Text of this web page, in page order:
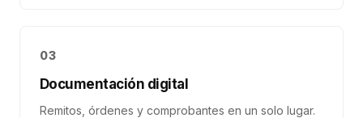
03
Documentación digital
Remitos, órdenes y comprobantes en un solo lugar.